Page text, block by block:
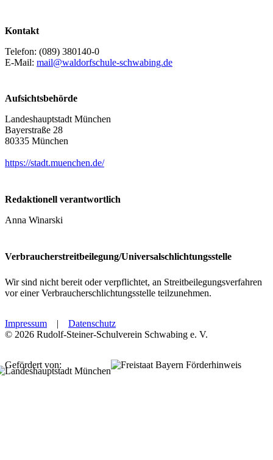
Kontakt
Telefon: (089) 380140-0
E-Mail: mail@waldorfschule-schwabing.de
Aufsichtsbehörde
Landeshauptstadt München
Bayerstraße 28
80335 München
https://stadt.muenchen.de/
Redaktionell verantwortlich
Anna Winarski
Verbraucherstreitbeilegung/Universalschlichtungsstelle
Wir sind nicht bereit oder verpflichtet, an Streitbeilegungsverfahren
vor einer Verbraucherschlichtungsstelle teilzunehmen.
Impressum |
Datenschutz
© 2026 Rudolf-Steiner-Schulverein Schwabing e. V.
Gefördert von: